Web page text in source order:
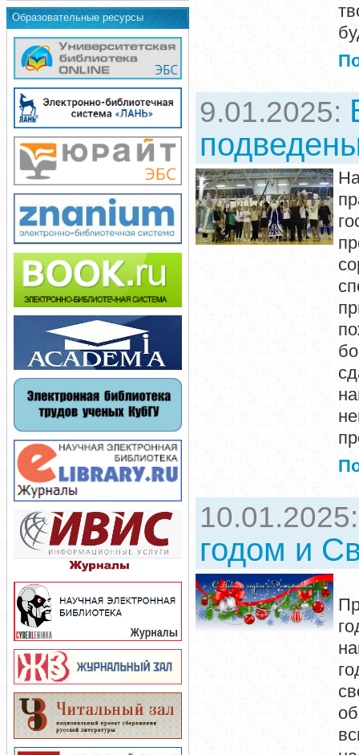
Образовательные ресурсы
9.01.2025:
годом и